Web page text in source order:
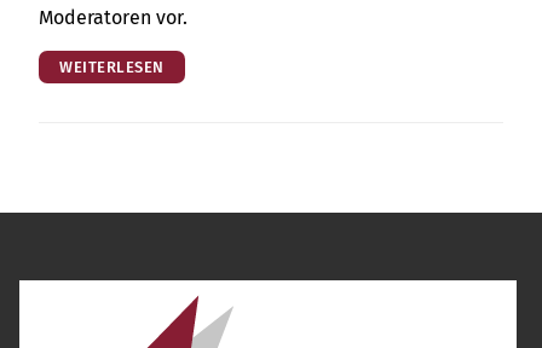
Mode­ra­to­ren vor.
WEITERLESEN